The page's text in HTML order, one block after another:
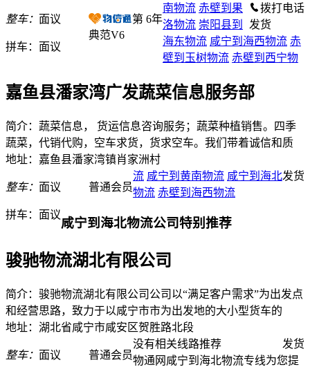
整车： 面议
拼车： 面议
第 6年
典范V6
拨打电话
发货
嘉鱼县潘家湾广发蔬菜信息服务部
简介：蔬菜信息， 货运信息咨询服务；蔬菜种植销售。四季
蔬菜，代销代购，空车求货，货求空车。我们带着诚信和质
地址：嘉鱼县潘家湾镇肖家洲村
整车： 面议
拼车： 面议
普通会员
发货
骏驰物流湖北有限公司
简介：骏驰物流湖北有限公司公司以“满足客户需求”为出发点
和经营思路，致力于以咸宁市市为出发地的大小型货车的
地址：湖北省咸宁市咸安区贺胜路北段
整车： 面议 普通会员
发货
南物流 赤壁到果
洛物流 崇阳县到
海东物流 咸宁到海西物流 赤
壁到玉树物流 赤壁到西宁物
流 咸宁到黄南物流 咸宁到海北
物流 赤壁到海西物流
咸宁到海北物流公司特别推荐
没有相关线路推荐
物通网咸宁到海北物流专线为您提